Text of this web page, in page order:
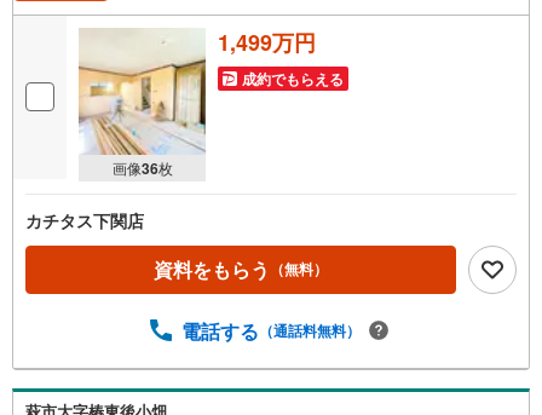
画像36枚
1,499万円
成約でもらえる
カチタス下関店
資料をもらう （無料）
電話する （通話料無料）